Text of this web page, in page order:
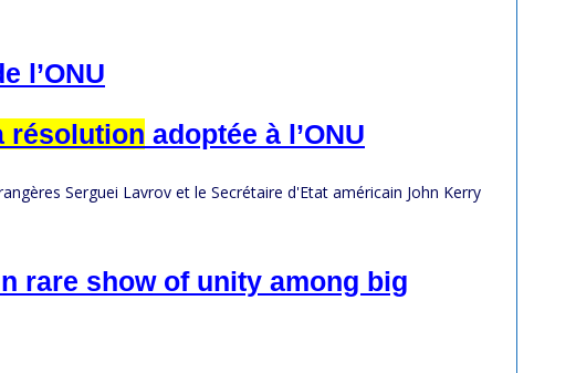
l’ONU
résolution adoptée à l’ONU
rare show of unity among big